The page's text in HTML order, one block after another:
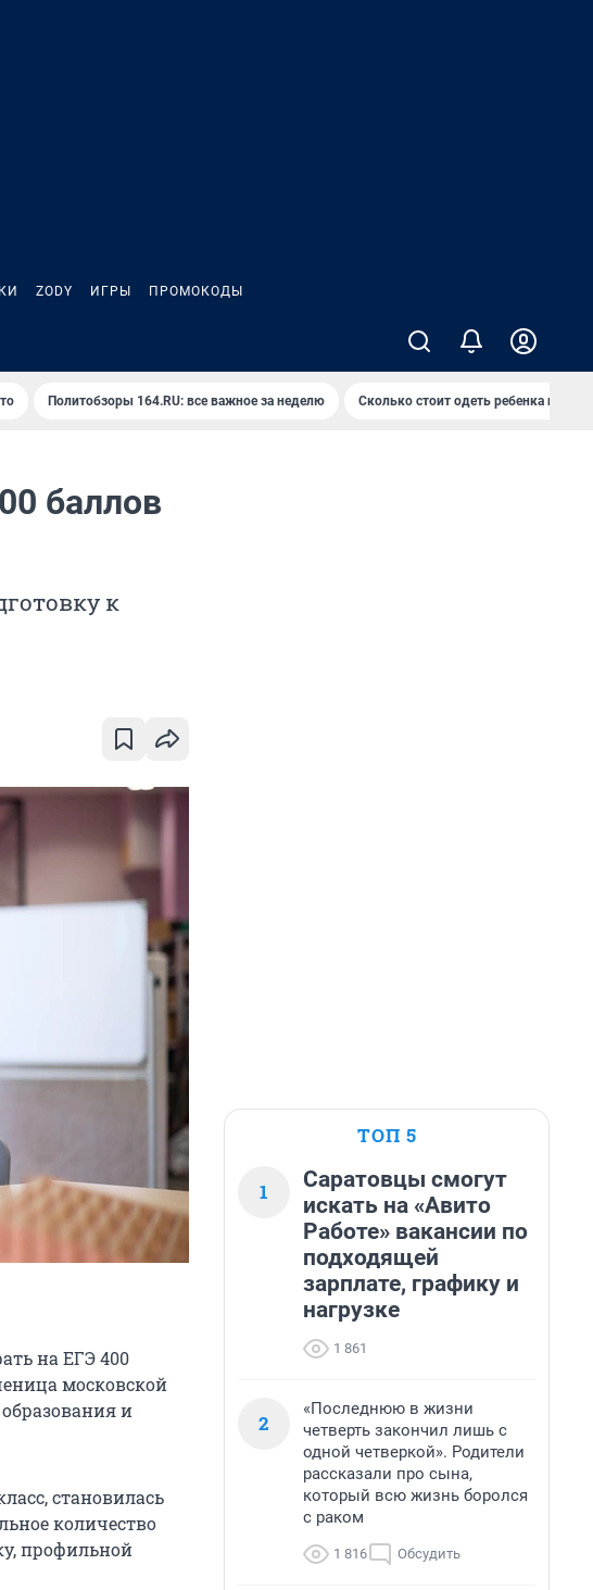
ZODY ИГРЫ ПРОМОКОДЫ
Политобзоры 164.RU: все важное за неделю Сколько стоит одеть ребенка на
баллов
к
на ЕГЭ 400
московской
и
становилась
количество
профильной
ТОП 5
1
Саратовцы смогут
искать на «Авито
Работе» вакансии по
подходящей
зарплате, графику и
нагрузке
1 861
2
«Последнюю в жизни
четверть закончил лишь с
одной четверкой». Родители
рассказали про сына,
который всю жизнь боролся
с раком
1 816 Обсудить